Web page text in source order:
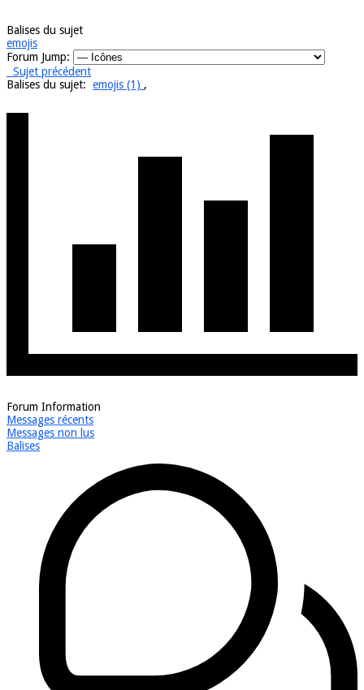
Balises du sujet
emojis
Forum Jump:
Sujet précédent
Balises du sujet: emojis (1) ,
Forum Information
Messages récents
Messages non lus
Balises